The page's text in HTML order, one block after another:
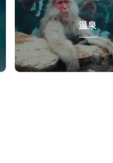
温泉